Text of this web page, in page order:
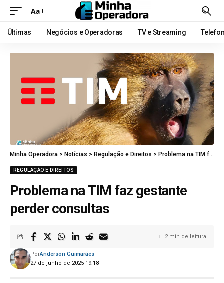
Aa
Últimas Negócios e Operadoras TV e Streaming
Minha Operadora > Notícias > Regulação e Direitos > Problema na TIM faz gestante perder consultas
REGULAÇÃO E DIREITOS
Problema na TIM faz gestante
perder consultas
27 de junho de 2025 19:18
PorAnderson Guimarães
2 min de leitura